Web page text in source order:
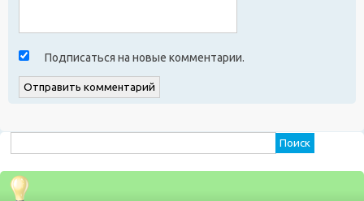
Подписаться на новые комментарии.